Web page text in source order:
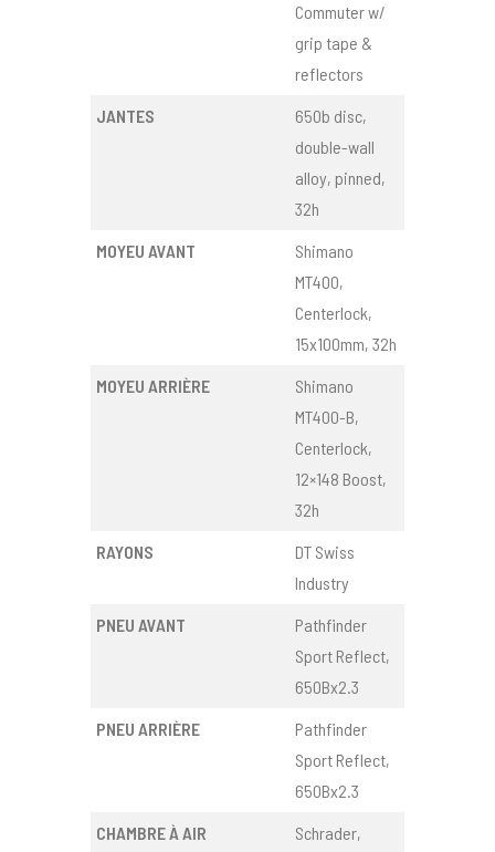
Commuter w/
grip tape &
reflectors
JANTES
650b disc,
double-wall
alloy, pinned,
32h
MOYEU AVANT
Shimano
MT400,
Centerlock,
15x100mm, 32h
MOYEU ARRIÈRE
Shimano
MT400-B,
Centerlock,
12×148 Boost,
32h
RAYONS
DT Swiss
Industry
PNEU AVANT
Pathfinder
Sport Reflect,
650Bx2.3
PNEU ARRIÈRE
Pathfinder
Sport Reflect,
650Bx2.3
CHAMBRE À AIR
Schrader,